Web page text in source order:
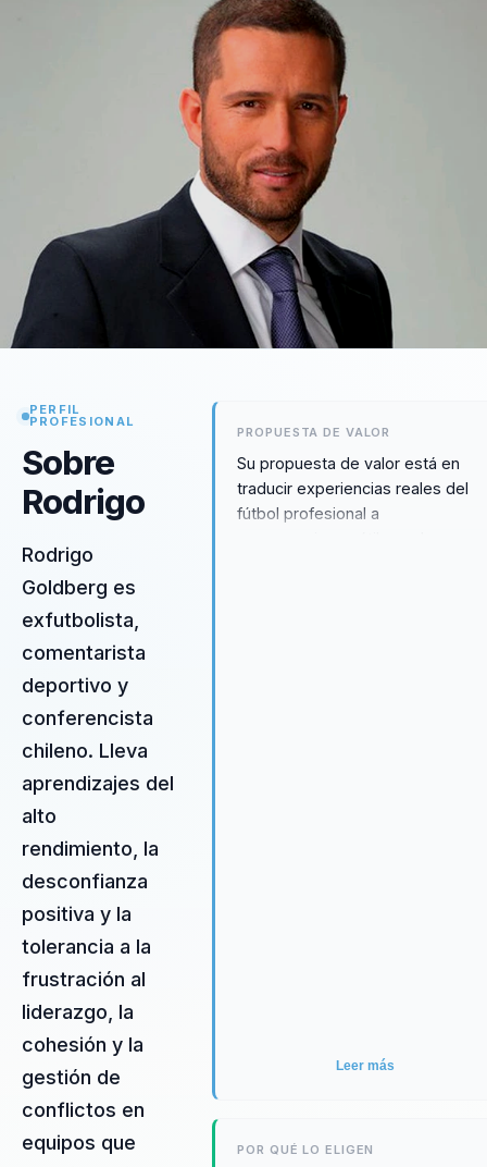
PERFIL
PROFESIONAL
Sobre
Rodrigo
Rodrigo
Goldberg es
exfutbolista,
comentarista
deportivo y
conferencista
chileno. Lleva
aprendizajes del
alto
rendimiento, la
desconfianza
positiva y la
tolerancia a la
frustración al
liderazgo, la
cohesión y la
gestión de
conflictos en
equipos que
PROPUESTA DE VALOR
Su propuesta de valor está en
traducir experiencias reales del
fútbol profesional a
Leer más
POR QUÉ LO ELIGEN